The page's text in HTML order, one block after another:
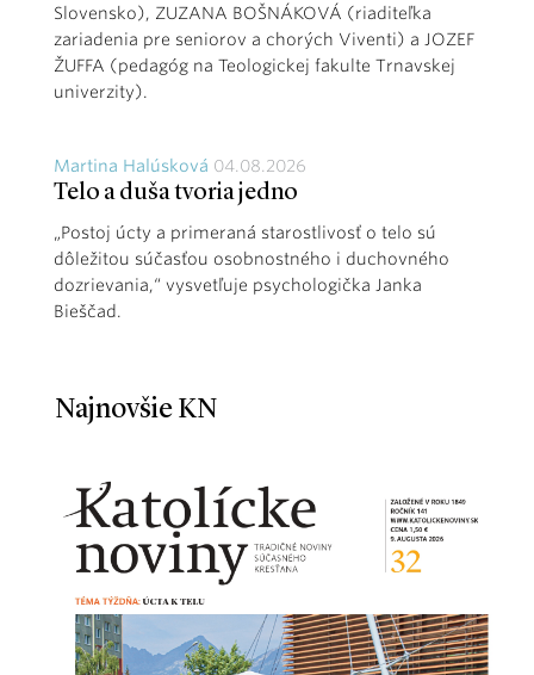
Slovensko), ZUZANA BOŠNÁKOVÁ (riaditeľka
zariadenia pre seniorov a chorých Viventi) a JOZEF
ŽUFFA (pedagóg na Teologickej fakulte Trnavskej
univerzity).
Martina Halúsková 04.08.2026
Telo a duša tvoria jedno
„Postoj úcty a primeraná starostlivosť o telo sú
dôležitou súčasťou osobnostného i duchovného
dozrievania,“ vysvetľuje psychologička Janka
Bieščad.
Najnovšie KN